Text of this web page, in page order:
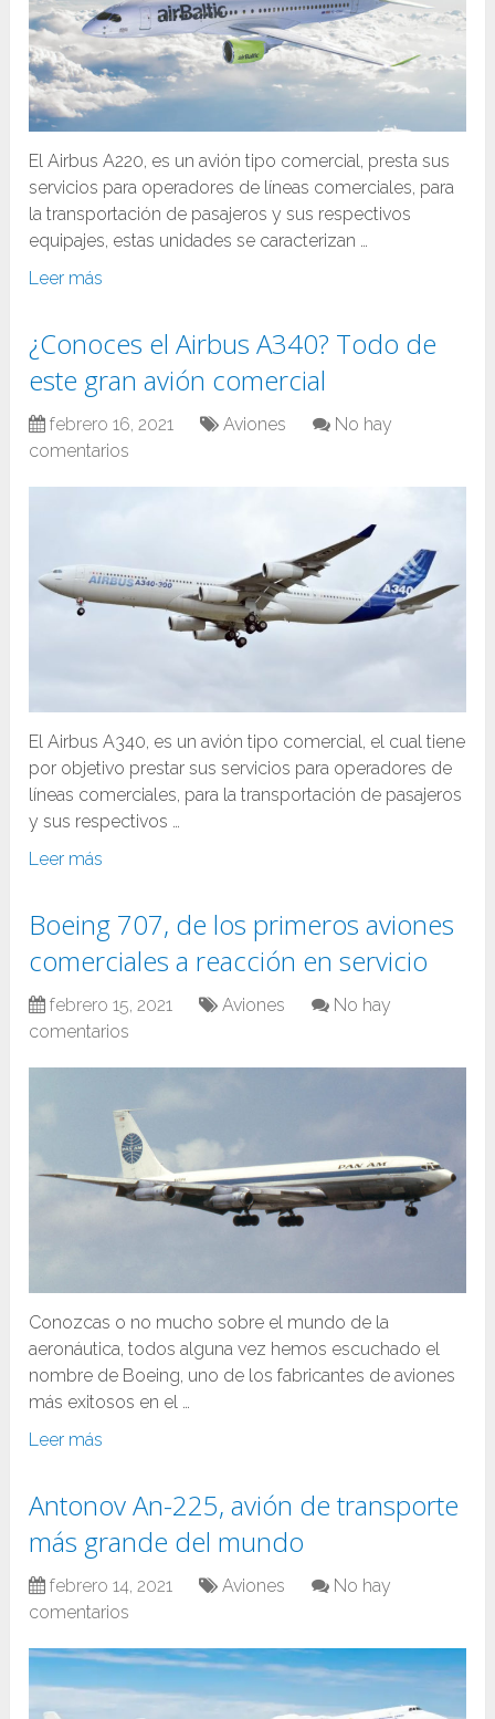
El Airbus A220, es un avión tipo comercial, presta sus
servicios para operadores de líneas comerciales, para
la transportación de pasajeros y sus respectivos
equipajes, estas unidades se caracterizan …
Leer más
¿Conoces el Airbus A340? Todo de
este gran avión comercial
febrero 16, 2021 Aviones
No hay
comentarios
El Airbus A340, es un avión tipo comercial, el cual tiene
por objetivo prestar sus servicios para operadores de
líneas comerciales, para la transportación de pasajeros
y sus respectivos …
Leer más
Boeing 707, de los primeros aviones
comerciales a reacción en servicio
febrero 15, 2021 Aviones
No hay
comentarios
Conozcas o no mucho sobre el mundo de la
aeronáutica, todos alguna vez hemos escuchado el
nombre de Boeing, uno de los fabricantes de aviones
más exitosos en el …
Leer más
Antonov An-225, avión de transporte
más grande del mundo
febrero 14, 2021 Aviones
No hay
comentarios